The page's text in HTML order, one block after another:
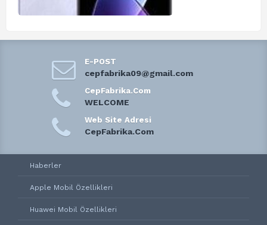
E-POST
cepfabrika09@gmail.com
CepFabrika.Com
WELCOME
Web Site Adresi
CepFabrika.Com
Haberler
Apple Mobil Özellikleri
Huawei Mobil Özellikleri